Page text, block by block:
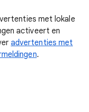
met lokale
activeert en
advertenties met
.